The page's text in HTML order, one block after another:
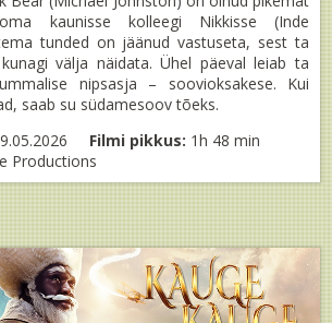
kaunisse kolleegi Nikkisse (Inde
tunded on jäänud vastuseta, sest ta
välja näidata. Ühel päeval leiab ta
nipsasja – soovioksakese. Kui
saab su südamesoov tõeks.
Filmi pikkus: 1h 48 min
Productions